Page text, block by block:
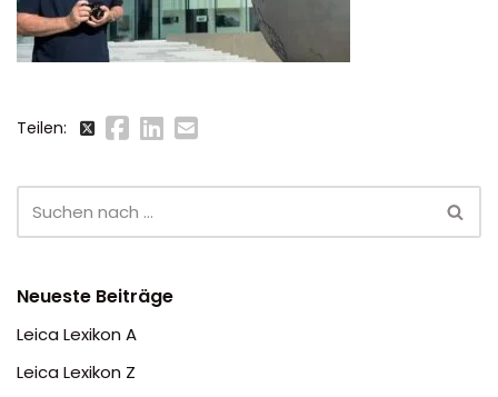
Teilen:
Neueste Beiträge
Leica Lexikon A
Leica Lexikon Z